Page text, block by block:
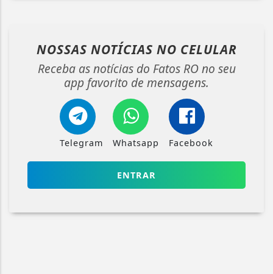
NOSSAS NOTÍCIAS NO CELULAR
Receba as notícias do Fatos RO no seu
app favorito de mensagens.
Telegram Whatsapp Facebook
ENTRAR